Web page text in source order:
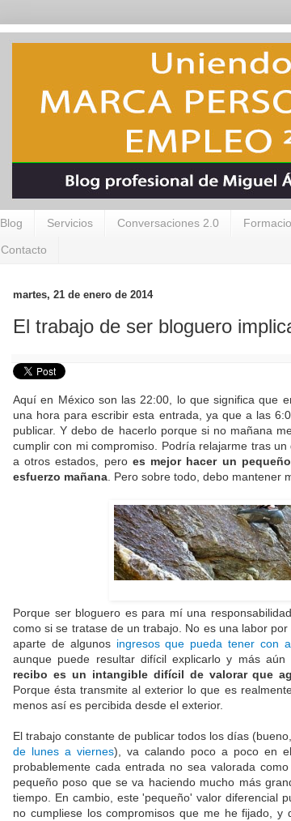
Blog Servicios Conversaciones 2.0
Contacto
martes, 21 de enero de 2014
El trabajo de ser bloguero
Aquí en México son las 22:00, lo que significa que
una hora para escribir esta entrada, ya que a las
publicar. Y debo de hacerlo porque si no mañana
cumplir con mi compromiso. Podría relajarme tras
a otros estados, pero es mejor hacer un
esfuerzo mañana . Pero sobre todo, debo mantener
Porque ser bloguero es para mí una
como si se tratase de un trabajo. No es una labor
aparte de algunos ingresos que pueda tener con
aunque puede resultar difícil explicarlo y más aún
recibo es un intangible difícil de valorar que
Porque ésta transmite al exterior lo que es
menos así es percibida desde el exterior.
El trabajo constante de publicar todos los días (bueno,
de lunes a viernes), va calando poco a poco en
probablemente cada entrada no sea valorada
pequeño poso que se va haciendo mucho más
tiempo. En cambio, este 'pequeño' valor diferencial
no cumpliese los compromisos que me he fijado,